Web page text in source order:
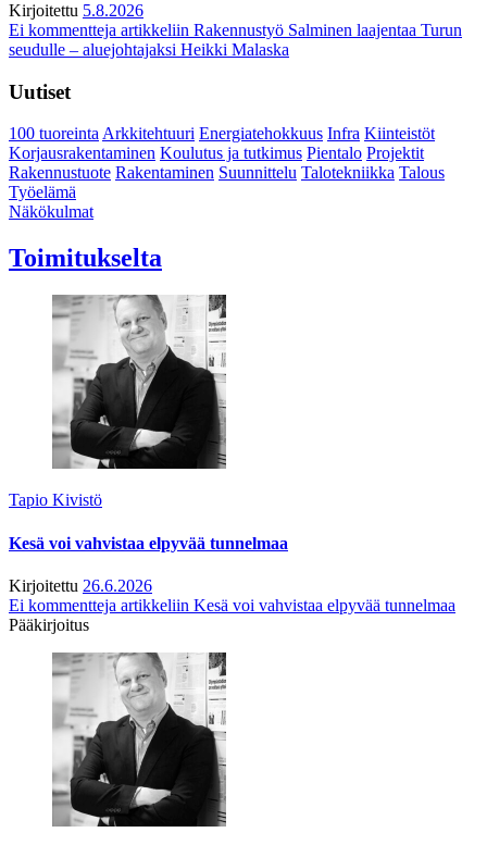
Kirjoitettu 5.8.2026
Ei kommentteja artikkeliin Rakennustyö Salminen laajentaa Turun
seudulle – aluejohtajaksi Heikki Malaska
Uutiset
100 tuoreintaArkkitehtuuri Energiatehokkuus Infra Kiinteistöt
Korjausrakentaminen Koulutus ja tutkimus Pientalo Projektit
Rakennustuote Rakentaminen Suunnittelu Talotekniikka Talous
Työelämä
Näkökulmat
Toimitukselta
Tapio Kivistö
Kesä voi vahvistaa elpyvää tunnelmaa
Kirjoitettu 26.6.2026
Ei kommentteja artikkeliin Kesä voi vahvistaa elpyvää tunnelmaa
Pääkirjoitus